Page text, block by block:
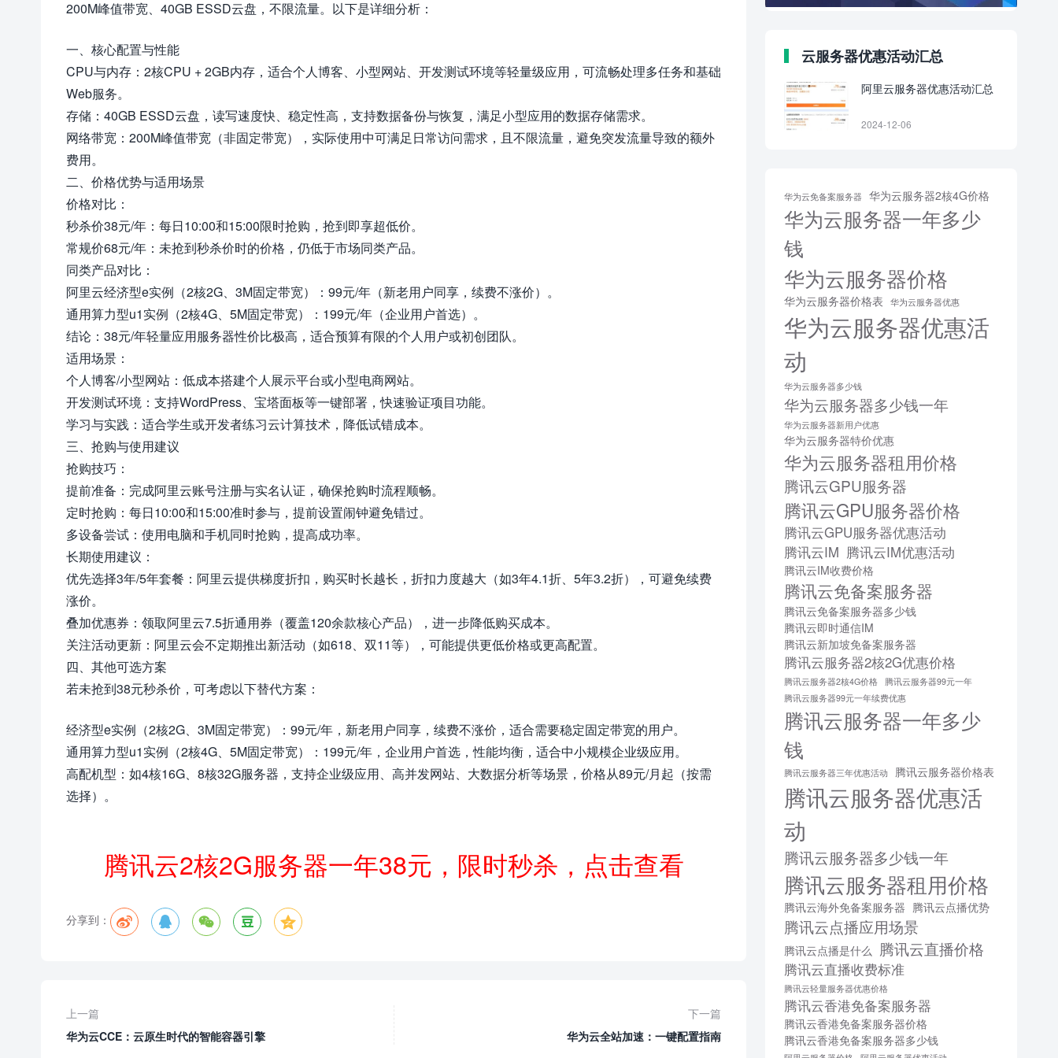
200M峰值带宽、40GB ESSD云盘，不限流量。以下是详细分析：
一、核心配置与性能
CPU与内存：2核CPU + 2GB内存，适合个人博客、小型网站、开发测试环境等轻量级应用，可流畅处理多任务和基础
Web服务。
存储：40GB ESSD云盘，读写速度快、稳定性高，支持数据备份与恢复，满足小型应用的数据存储需求。
网络带宽：200M峰值带宽（非固定带宽），实际使用中可满足日常访问需求，且不限流量，避免突发流量导致的额外
费用。
二、价格优势与适用场景
价格对比：
秒杀价38元/年：每日10:00和15:00限时抢购，抢到即享超低价。
常规价68元/年：未抢到秒杀价时的价格，仍低于市场同类产品。
同类产品对比：
阿里云经济型e实例（2核2G、3M固定带宽）：99元/年（新老用户同享，续费不涨价）。
通用算力型u1实例（2核4G、5M固定带宽）：199元/年（企业用户首选）。
结论：38元/年轻量应用服务器性价比极高，适合预算有限的个人用户或初创团队。
适用场景：
个人博客/小型网站：低成本搭建个人展示平台或小型电商网站。
开发测试环境：支持WordPress、宝塔面板等一键部署，快速验证项目功能。
学习与实践：适合学生或开发者练习云计算技术，降低试错成本。
三、抢购与使用建议
抢购技巧：
提前准备：完成阿里云账号注册与实名认证，确保抢购时流程顺畅。
定时抢购：每日10:00和15:00准时参与，提前设置闹钟避免错过。
多设备尝试：使用电脑和手机同时抢购，提高成功率。
长期使用建议：
优先选择3年/5年套餐：阿里云提供梯度折扣，购买时长越长，折扣力度越大（如3年4.1折、5年3.2折），可避免续费
涨价。
叠加优惠券：领取阿里云7.5折通用券（覆盖120余款核心产品），进一步降低购买成本。
关注活动更新：阿里云会不定期推出新活动（如618、双11等），可能提供更低价格或更高配置。
四、其他可选方案
若未抢到38元秒杀价，可考虑以下替代方案：
经济型e实例（2核2G、3M固定带宽）：99元/年，新老用户同享，续费不涨价，适合需要稳定固定带宽的用户。
通用算力型u1实例（2核4G、5M固定带宽）：199元/年，企业用户首选，性能均衡，适合中小规模企业级应用。
高配机型：如4核16G、8核32G服务器，支持企业级应用、高并发网站、大数据分析等场景，价格从89元/月起（按需
选择）。
腾讯云2核2G服务器一年38元，限时秒杀，点击查看
分享到：     
上一篇
华为云CCE：云原生时代的智能容器引擎
下一篇
华为云全站加速：一键配置指南
云服务器优惠活动汇总
阿里云服务器优惠活动汇总
2024-12-06
华为云免备案服务器 华为云服务器2核4G价格
华为云服务器一年多少
钱
华为云服务器价格
华为云服务器价格表 华为云服务器优惠
华为云服务器优惠活
动
华为云服务器多少钱
华为云服务器多少钱一年
华为云服务器新用户优惠
华为云服务器特价优惠
华为云服务器租用价格
腾讯云GPU服务器
腾讯云GPU服务器价格
腾讯云GPU服务器优惠活动
腾讯云IM 腾讯云IM优惠活动
腾讯云IM收费价格
腾讯云免备案服务器
腾讯云免备案服务器多少钱
腾讯云即时通信IM
腾讯云新加坡免备案服务器
腾讯云服务器2核2G优惠价格
腾讯云服务器2核4G价格
腾讯云服务器99元一年
腾讯云服务器99元一年续费优惠
腾讯云服务器一年多少
钱
腾讯云服务器三年优惠活动 腾讯云服务器价格表
腾讯云服务器优惠活
动
腾讯云服务器多少钱一年
腾讯云服务器租用价格
腾讯云海外免备案服务器 腾讯云点播优势
腾讯云点播应用场景
腾讯云点播是什么 腾讯云直播价格
腾讯云直播收费标准
腾讯云轻量服务器优惠价格
腾讯云香港免备案服务器
腾讯云香港免备案服务器价格
腾讯云香港免备案服务器多少钱